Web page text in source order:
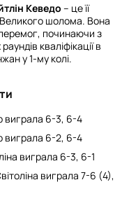
Кеведо – це її
Великого шолома. Вона
перемог, починаючи з
кваліфікації в
у 1-му колі.
виграла 6-3, 6-4
виграла 6-2, 6-4
виграла 6-3, 6-1
виграла 7-6 (4),